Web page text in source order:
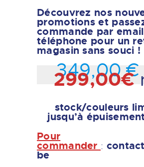
Découvrez nos
promotions et
commande par
téléphone pour un
magasin sans souci !
349,00 €
299,00€
stock/couleurs
jusqu’à
Pour
commander :
be